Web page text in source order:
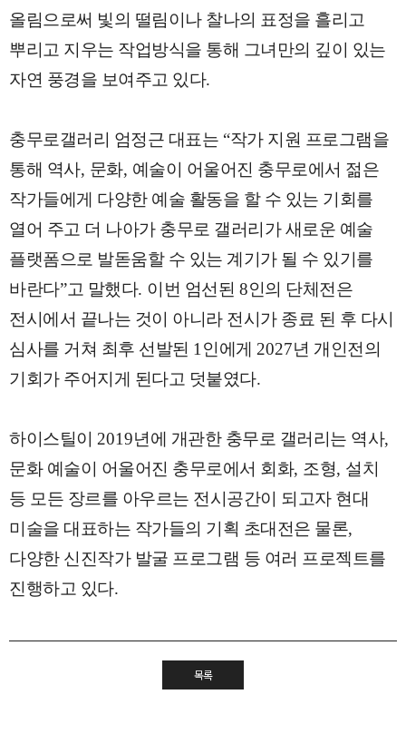
올림으로써 빛의 떨림이나 찰나의 표정을 흘리고
뿌리고 지우는 작업방식을 통해 그녀만의 깊이 있는
자연 풍경을 보여주고 있다.
충무로갤러리 엄정근 대표는 “작가 지원 프로그램을
통해 역사, 문화, 예술이 어울어진 충무로에서 젊은
작가들에게 다양한 예술 활동을 할 수 있는 기회를
열어 주고 더 나아가 충무로 갤러리가 새로운 예술
플랫폼으로 발돋움할 수 있는 계기가 될 수 있기를
바란다”고 말했다. 이번 엄선된 8인의 단체전은
전시에서 끝나는 것이 아니라 전시가 종료 된 후 다시
심사를 거쳐 최후 선발된 1 인에게 2027년 개인전의
기회가 주어지게 된다고 덧붙였다.
하이스틸이 2019년에 개관한 충무로 갤러리는 역사,
문화 예술이 어울어진 충무로에서 회화, 조형, 설치
등 모든 장르를 아우르는 전시공간이 되고자 현대
미술을 대표하는 작가들의 기획 초대전은 물론,
다양한 신진작가 발굴 프로그램 등 여러 프로젝트를
진행하고 있다.
목록